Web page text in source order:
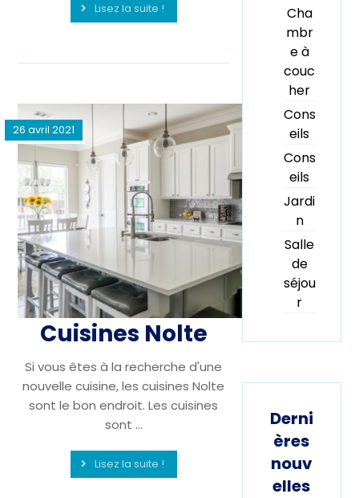
Lisez la suite !
Cuisines Nolte
26 avril 2021
Si vous êtes à la recherche d'une
nouvelle cuisine, les cuisines Nolte
sont le bon endroit. Les cuisines
sont ...
Lisez la suite !
Cha
mbr
e à
couc
her
Cons
eils
Cons
eils
Jardi
n
Salle
de
séjou
r
Derni
ères
nouv
elles